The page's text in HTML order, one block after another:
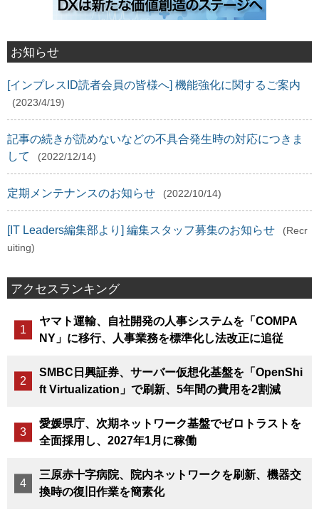
お知らせ
[インプレスID読者会員の皆様へ] 機能強化に関するご案内
(2023/4/19)
記事の続きが読めないなどの不具合発生時の対応につきま
して
(2022/12/14)
定期メンテナンスのお知らせ (2022/10/14)
[IT Leaders編集部より] 編集スタッフ募集のお知らせ
(Recr
uiting)
アクセスランキング
ヤマト運輸、自社開発の人事システムを「COMPA
NY」に移行、人事業務を標準化し法改正に追従
SMBC日興証券、サーバー仮想化基盤を「OpenShi
ft Virtualization」で刷新、5年間の費用を2割減
愛媛県庁、次期ネットワーク基盤でゼロトラストを
全面採用し、2027年1月に稼働
三原赤十字病院、院内ネットワークを刷新、機器交
換時の復旧作業を簡素化